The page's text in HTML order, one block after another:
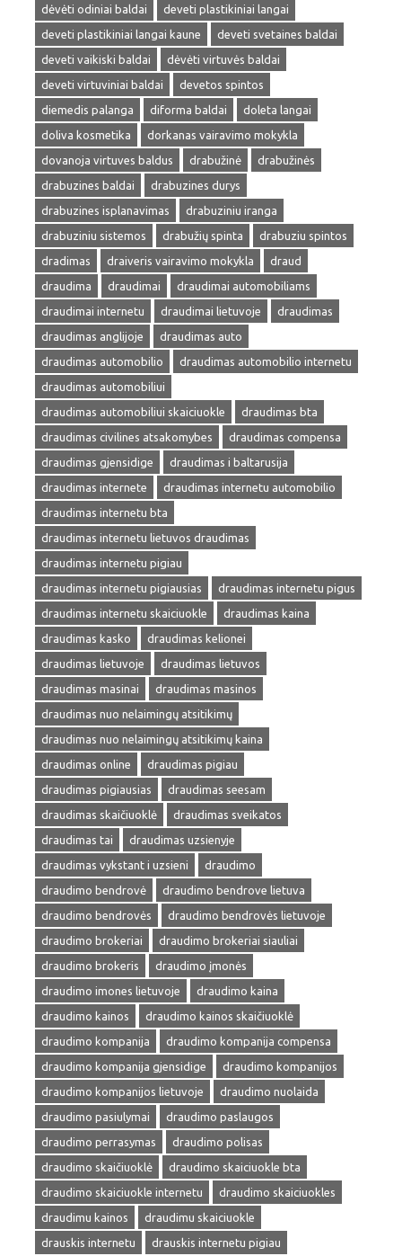
dėvėti odiniai baldai
deveti plastikiniai langai
deveti plastikiniai langai kaune
deveti svetaines baldai
deveti vaikiski baldai
dėvėti virtuvės baldai
deveti virtuviniai baldai
devetos spintos
diemedis palanga
diforma baldai
doleta langai
doliva kosmetika
dorkanas vairavimo mokykla
dovanoja virtuves baldus
drabužinė
drabužinės
drabuzines baldai
drabuzines durys
drabuzines isplanavimas
drabuziniu iranga
drabuziniu sistemos
drabužių spinta
drabuziu spintos
dradimas
draiveris vairavimo mokykla
draud
draudima
draudimai
draudimai automobiliams
draudimai internetu
draudimai lietuvoje
draudimas
draudimas anglijoje
draudimas auto
draudimas automobilio
draudimas automobilio internetu
draudimas automobiliui
draudimas automobiliui skaiciuokle
draudimas bta
draudimas civilines atsakomybes
draudimas compensa
draudimas gjensidige
draudimas i baltarusija
draudimas internete
draudimas internetu automobilio
draudimas internetu bta
draudimas internetu lietuvos draudimas
draudimas internetu pigiau
draudimas internetu pigiausias
draudimas internetu pigus
draudimas internetu skaiciuokle
draudimas kaina
draudimas kasko
draudimas kelionei
draudimas lietuvoje
draudimas lietuvos
draudimas masinai
draudimas masinos
draudimas nuo nelaimingų atsitikimų
draudimas nuo nelaimingų atsitikimų kaina
draudimas online
draudimas pigiau
draudimas pigiausias
draudimas seesam
draudimas skaičiuoklė
draudimas sveikatos
draudimas tai
draudimas uzsienyje
draudimas vykstant i uzsieni
draudimo
draudimo bendrovė
draudimo bendrove lietuva
draudimo bendrovės
draudimo bendrovės lietuvoje
draudimo brokeriai
draudimo brokeriai siauliai
draudimo brokeris
draudimo įmonės
draudimo imones lietuvoje
draudimo kaina
draudimo kainos
draudimo kainos skaičiuoklė
draudimo kompanija
draudimo kompanija compensa
draudimo kompanija gjensidige
draudimo kompanijos
draudimo kompanijos lietuvoje
draudimo nuolaida
draudimo pasiulymai
draudimo paslaugos
draudimo perrasymas
draudimo polisas
draudimo skaičiuoklė
draudimo skaiciuokle bta
draudimo skaiciuokle internetu
draudimo skaiciuokles
draudimu kainos
draudimu skaiciuokle
drauskis internetu
drauskis internetu pigiau